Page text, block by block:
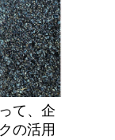
て、企
の活用